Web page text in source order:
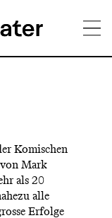
Komischen
Mark
als 20
alle
Erfolge